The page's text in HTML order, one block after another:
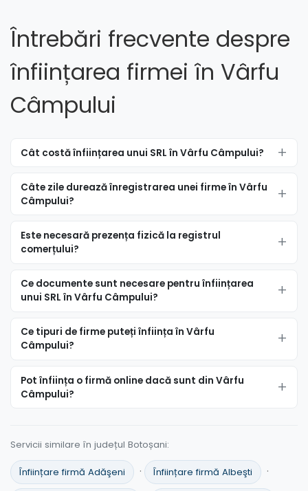
Întrebări frecvente despre
înființarea firmei în Vârfu
Câmpului
Cât costă înființarea unui SRL în Vârfu Câmpului?
Câte zile durează înregistrarea unei firme în Vârfu
Câmpului?
Este necesară prezența fizică la registrul
comerțului?
Ce documente sunt necesare pentru înființarea
unui SRL în Vârfu Câmpului?
Ce tipuri de firme puteți înființa în Vârfu
Câmpului?
Pot înființa o firmă online dacă sunt din Vârfu
Câmpului?
Servicii similare în județul Botoșani:
Înființare firmă Adăşeni · Înființare firmă Albeşti ·